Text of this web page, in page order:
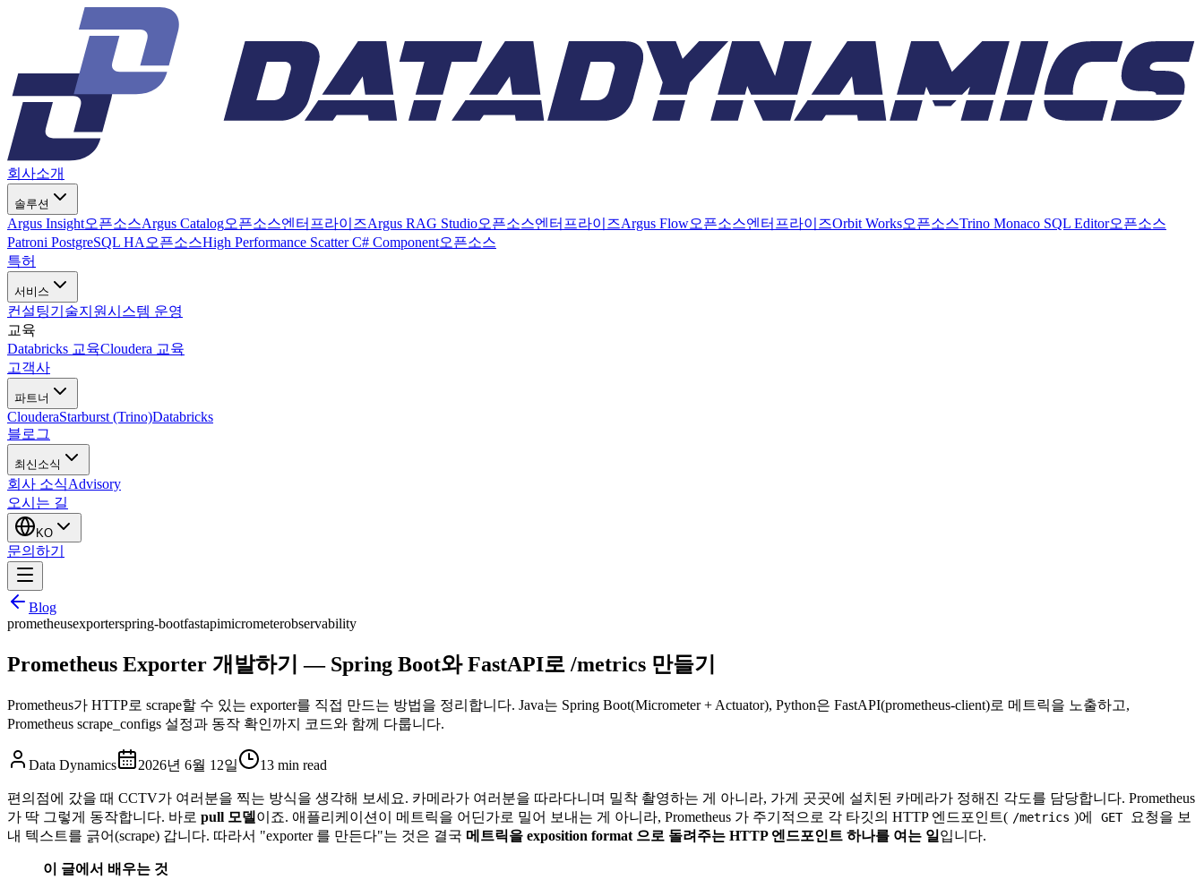
회사소개
솔루션
Argus Insight오픈소스Argus Catalog오픈소스엔터프라이즈Argus RAG Studio오픈소스엔터프라이즈Argus Flow오픈소스엔터프라이즈Orbit Works오픈소스Trino Monaco SQL Editor오픈소스
Patroni PostgreSQL HA 오픈소스High Performance Scatter C# Component오픈소스
특허
서비스
컨설팅기술지원시스템 운영
교육
Databricks 교육Cloudera 교육
고객사
파트너
ClouderaStarburst (Trino)Databricks
블로그
최신소식
회사 소식Advisory
오시는 길
KO
문의하기
Blog
prometheusexporterspring-bootfastapimicrometerobservability
Prometheus Exporter 개발하기 — Spring Boot와 FastAPI로 /metrics 만들기
Prometheus가 HTTP로 scrape할 수 있는 exporter를 직접 만드는 방법을 정리합니다. Java는 Spring Boot(Micrometer + Actuator), Python은 FastAPI(prometheus-client)로 메트릭을 노출하고,
Prometheus scrape_configs 설정과 동작 확인까지 코드와 함께 다룹니다.
Data Dynamics 2026년 6월 12일 13 min read
편의점에 갔을 때 CCTV가 여러분을 찍는 방식을 생각해 보세요. 카메라가 여러분을 따라다니며 밀착 촬영하는 게 아니라, 가게 곳곳에 설치된 카메라가 정해진 각도를 담당합니다. Prometheus
가 딱 그렇게 동작합니다. 바로 pull 모델 이죠. 애플리케이션이 메트릭을 어딘가로 밀어 보내는 게 아니라, Prometheus 가 주기적으로 각 타깃의 HTTP 엔드포인트( /metrics )에 GET
요청을 보
내 텍스트를 긁어(scrape) 갑니다. 따라서 "exporter 를 만든다"는 것은 결국 메트릭을 exposition format 으로 돌려주는 HTTP 엔드포인트 하나를 여는 일 입니다.
이 글에서 배우는 것